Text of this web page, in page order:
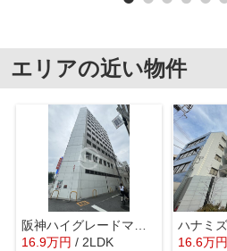
エリアの近い物件
16.9万円 / 2LDK
16.6万円